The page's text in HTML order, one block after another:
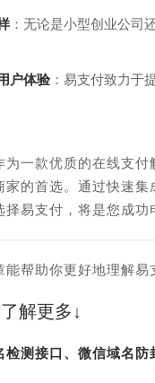
：无论是小型创业公司
户体验：易支付致力于
为一款优质的在线支
家的首选。通过快速
择易支付，将是您成功
能帮助你更好地理解
解更多↓
检测接口、微信域名